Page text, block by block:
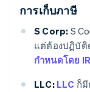
การเก็บภาษี
S Corp: S
แต่ต้องปฏิบัติ
กำหนดโดย
LLC: LLC ก็